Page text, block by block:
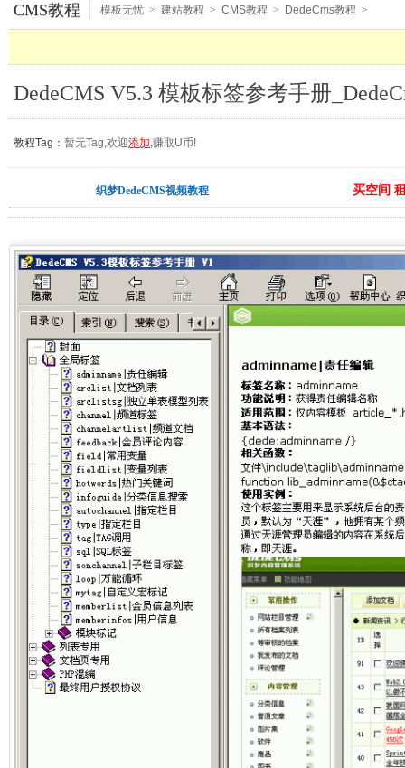
CMS教程 模板无忧 > 建站教程 > CMS教程 > DedeCms教程 >
DedeCMS V5.3 模板标签参考手册
教程Tag： 暂无Tag,欢迎添加,赚取U币!
织梦DedeCMS视频教程 买空间